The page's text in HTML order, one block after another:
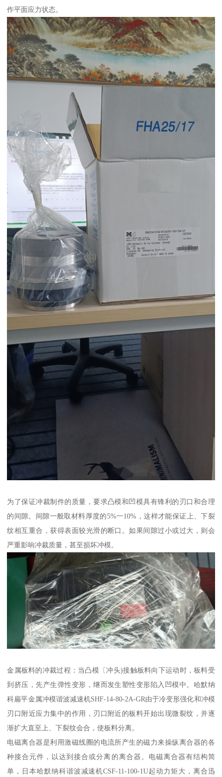
作平面应力状态。
为了保证冲裁制件的质量，要求凸模和凹模具有锋利的刃口和合理
的间隙。间隙一般取材料厚度的5%一10%，这样才能保证上、下裂
纹相互重合，获得表面较光滑的断口。如果间隙过小或过大，则会
严重影响冲裁质量，甚至损坏冲模。
金属板料的冲裁过程：当凸模〔冲头)接触板料向下运动时，板料受
到挤压，先产生弹性变形，继而发生塑性变形陷入凹模中。哈默纳
科扁平金属冲模谐波减速机SHF-14-80-2A-GR由于冷变形强化和冲模
刃口附近应力集中的作用，刃口附近的板料开始出现微裂纹，并逐
渐扩大直至上、下裂纹会合，使板料分离。
电磁离合器是利用激磁线圈的电流所产生的磁力来操纵离合器的各
种接合元件，以达到接合或分离的离合器。电磁离合器有结构简
单，日本哈默纳科谐波减速机CSF-11-100-1U起动力矩大，离合迅